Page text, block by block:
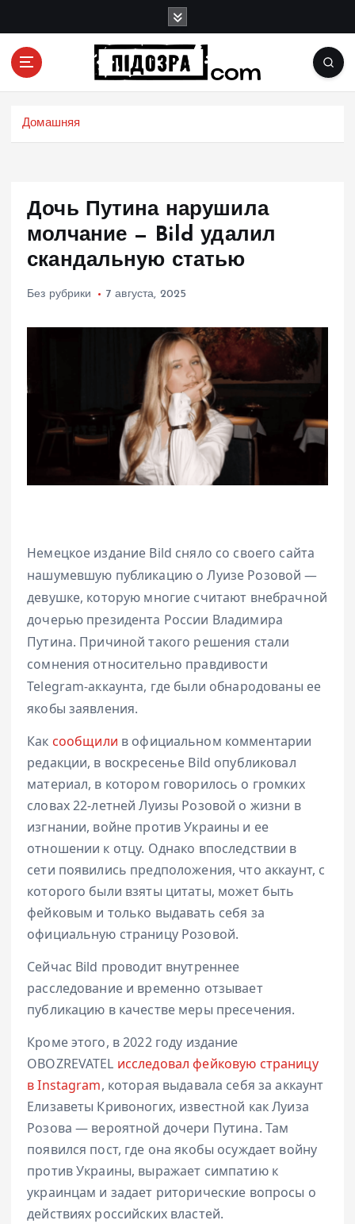
Подозрения и факты преступных действий в
Домашняя
Дочь Путина нарушила
молчание — Bild удалил
скандальную статью
Без рубрики 7 августа, 2025
Немецкое издание Bild сняло со своего сайта
нашумевшую публикацию о Луизе Розовой —
девушке, которую многие считают внебрачной
дочерью президента России Владимира
Путина. Причиной такого решения стали
сомнения относительно правдивости
Telegram-аккаунта, где были обнародованы ее
якобы заявления.
Как сообщили в официальном комментарии
редакции, в воскресенье Bild опубликовал
материал, в котором говорилось о громких
словах 22-летней Луизы Розовой о жизни в
изгнании, войне против Украины и ее
отношении к отцу. Однако впоследствии в
сети появились предположения, что аккаунт, с
которого были взяты цитаты, может быть
фейковым и только выдавать себя за
официальную страницу Розовой.
Сейчас Bild проводит внутреннее
расследование и временно отзывает
публикацию в качестве меры пресечения.
Кроме этого, в 2022 году издание
OBOZREVATEL исследовал фейковую страницу
в Instagram, которая выдавала себя за аккаунт
Елизаветы Кривоногих, известной как Луиза
Розова — вероятной дочери Путина. Там
появился пост, где она якобы осуждает войну
против Украины, выражает симпатию к
украинцам и задает риторические вопросы о
действиях российских властей.